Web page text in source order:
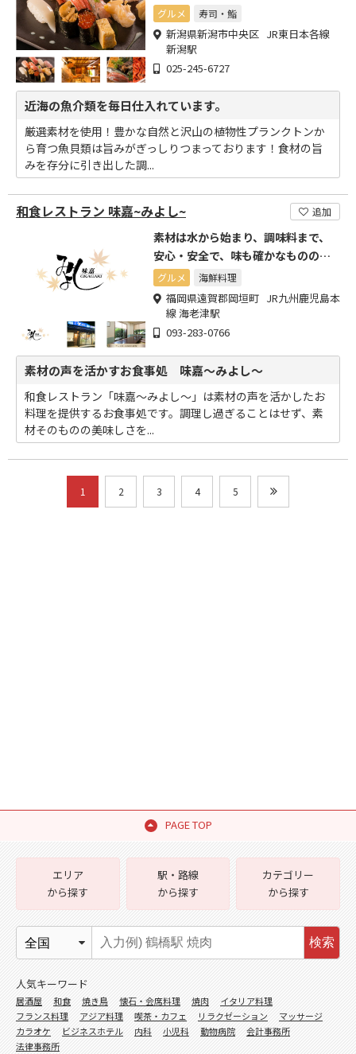
グルメ 寿司・鮨
新潟県新潟市中央区 JR東日本各線
新潟駅
025-245-6727
近海の魚介類を毎日仕入れています。
厳選素材を使用！豊かな自然と沢山の植物性プランクトンか
ら育つ魚貝類は旨みがぎっしりつまっております！食材の旨
みを存分に引き出した調...
和食レストラン 味嘉~みよし~ 追加
素材は水から始まり、調味料まで、
安心・安全で、味も確かなもののみ
を厳選
グルメ 海鮮料理
福岡県遠賀郡岡垣町 JR九州鹿児島本
線 海老津駅
093-283-0766
素材の声を活かすお食事処 味嘉～みよし～
和食レストラン「味嘉～みよし～」は素材の声を活かしたお
料理を提供するお食事処です。調理し過ぎることはせず、素
材そのものの美味しさを...
1 2 3 4 5
PAGE TOP
エリア
から探す
駅・路線
から探す
カテゴリー
から探す
検索
人気キーワード
居酒屋 和食 焼き鳥 懐石・会席料理 焼肉
イタリア料理
フランス料理
アジア料理 喫茶・カフェ リラクゼーション
マッサージ
カラオケ
ビジネスホテル 内科 小児科 動物病院
会計事務所
法律事務所